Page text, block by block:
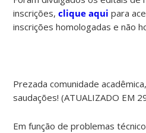
inscrições,clique aqui para
inscrições homologadas e não
Prezada comunidade acadêmica,
saudações! (ATUALIZADO EM
Em função de problemas